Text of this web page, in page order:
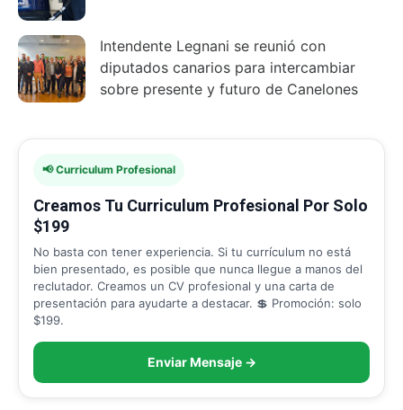
Intendente Legnani se reunió con
diputados canarios para intercambiar
sobre presente y futuro de Canelones
📢 Curriculum Profesional
Creamos Tu Curriculum Profesional Por Solo
$199
No basta con tener experiencia. Si tu currículum no está
bien presentado, es posible que nunca llegue a manos del
reclutador. Creamos un CV profesional y una carta de
presentación para ayudarte a destacar. 💲 Promoción: solo
$199.
Enviar Mensaje →